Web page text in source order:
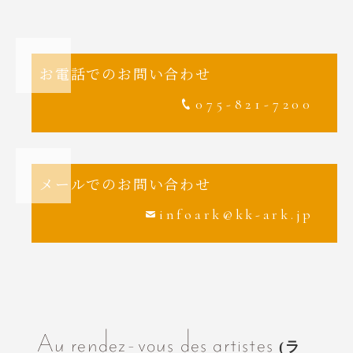
お電話でのお問い合わせ
075-821-7200
メールでのお問い合わせ
infoark@kk-ark.jp
Au rendez-vous des artistes